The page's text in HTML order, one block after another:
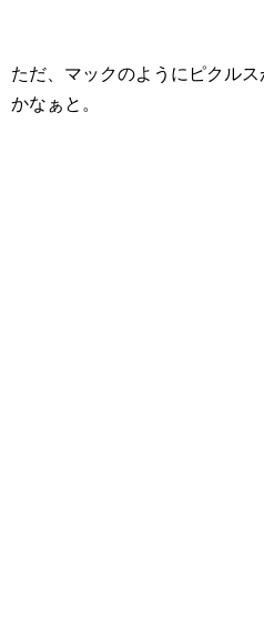
ただ、マックのようにピクル
かなぁと。